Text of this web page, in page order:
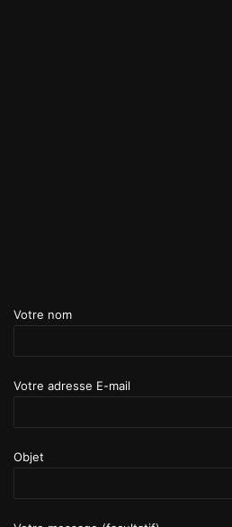
Votre nom
Votre adresse E-mail
Objet